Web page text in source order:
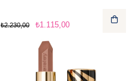
₺1.115,00
₺2.230,00